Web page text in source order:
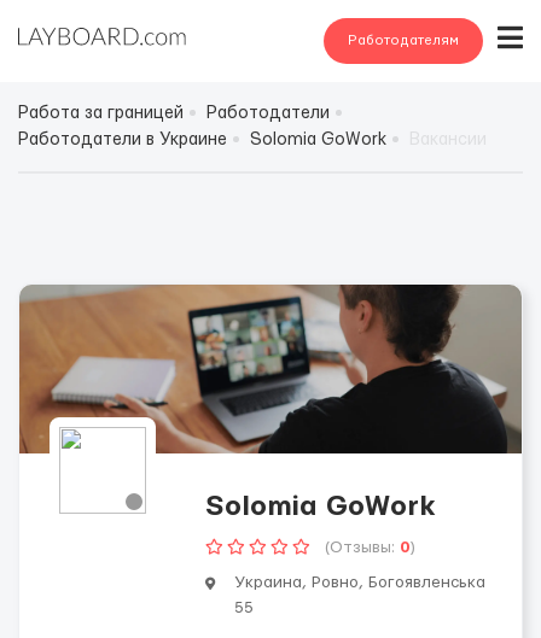
Работодателям
Работа за границей
Работодатели
Работодатели в Украине
Solomia GoWork
Solomia GoWork
(Отзывы: 0)
Украина, Ровно, Богоявленська
55